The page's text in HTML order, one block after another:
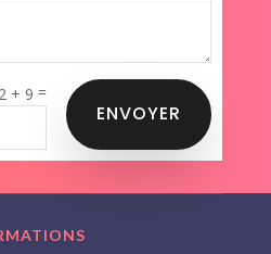
+ 9 =
ENVOYER